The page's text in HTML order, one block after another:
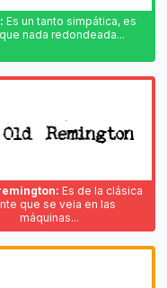
Es un tanto simpática, es
nada redondeada...
Es de la clásica
que se veia en las
máquinas...